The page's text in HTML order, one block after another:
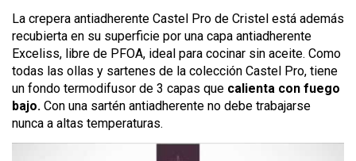
La crepera antiadherente Castel Pro de Cristel está además
recubierta en su superficie por una capa antiadherente
Exceliss, libre de PFOA, ideal para cocinar sin aceite. Como
todas las ollas y sartenes de la colección Castel Pro, tiene
un fondo termodifusor de 3 capas que calienta con fuego
bajo. Con una sartén antiadherente no debe trabajarse
nunca a altas temperaturas.